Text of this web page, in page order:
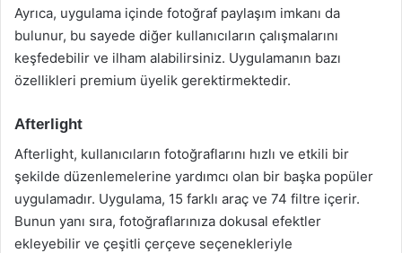
Ayrıca, uygulama içinde fotoğraf paylaşım imkanı da
bulunur, bu sayede diğer kullanıcıların çalışmalarını
keşfedebilir ve ilham alabilirsiniz. Uygulamanın bazı
özellikleri premium üyelik gerektirmektedir.
Afterlight
Afterlight, kullanıcıların fotoğraflarını hızlı ve etkili bir
şekilde düzenlemelerine yardımcı olan bir başka popüler
uygulamadır. Uygulama, 15 farklı araç ve 74 filtre içerir.
Bunun yanı sıra, fotoğraflarınıza dokusal efektler
ekleyebilir ve çeşitli çerçeve seçenekleriyle